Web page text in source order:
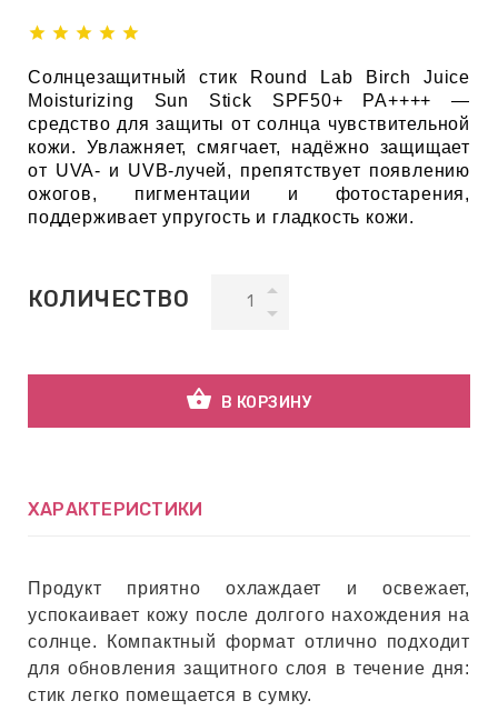
Солнцезащитный стик Round Lab Birch Juice
Moisturizing Sun Stick SPF50+ PA++++ —
средство для защиты от солнца чувствительной
кожи. Увлажняет, смягчает, надёжно защищает
от UVA- и UVB-лучей, препятствует появлению
ожогов, пигментации и фотостарения,
поддерживает упругость и гладкость кожи.
КОЛИЧЕСТВО
shopping_basket В КОРЗИНУ
ХАРАКТЕРИСТИКИ
Продукт приятно охлаждает и освежает,
успокаивает кожу после долгого нахождения на
солнце. Компактный формат отлично подходит
для обновления защитного слоя в течение дня:
стик легко помещается в сумку.